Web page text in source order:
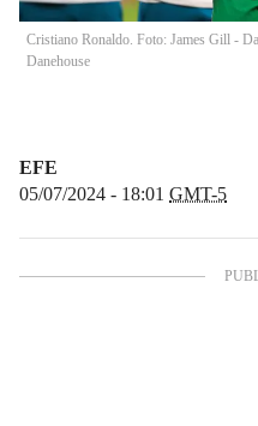
Cristiano Ronaldo. Foto: James Gill -
Danehouse
EFE
05/07/2024 - 18:01 GMT-5